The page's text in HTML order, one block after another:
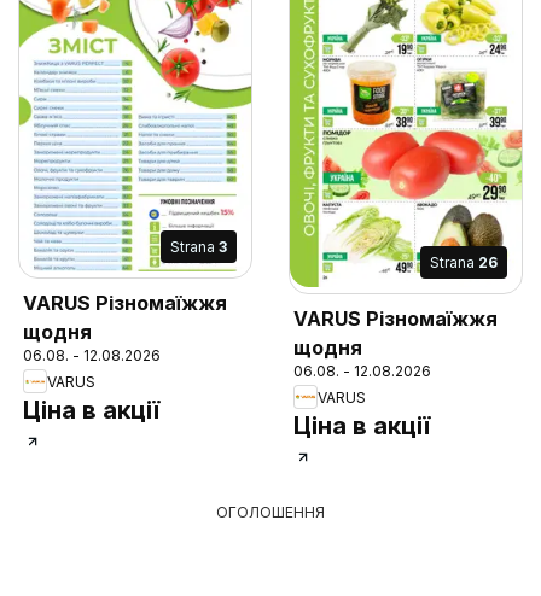
Strana 3
VARUS Різномаїжжя
щодня
06.08. - 12.08.2026
VARUS
Ціна в акції
Strana 26
VARUS Різномаїжжя
щодня
06.08. - 12.08.2026
VARUS
Ціна в акції
ОГОЛОШЕННЯ